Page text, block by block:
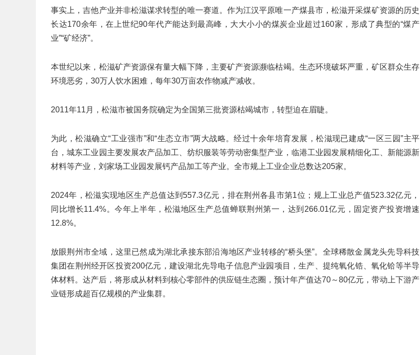
事实上，吉他产业并非松滋谋求转型的唯一赛道。作为江汉平原唯一产煤县市，松滋开采煤矿资源的历史
长达170余年，在上世纪90年代产能达到最高峰，大大小小的煤炭企业超过160家，形成了典型的“煤产
业”“矿经济”。
本世纪以来，松滋矿产资源保有量大幅下降，主要矿产资源濒临枯竭。生态环境破坏严重，矿区群众生存
环境恶劣，30万人饮水困难，每年30万亩农作物减产减收。
2011年11月，松滋市被国务院确定为全国第三批资源枯竭城市，转型迫在眉睫。
为此，松滋确立“工业强市”和“生态立市”两大战略。经过十余年培育发展，松滋现已建成“一区三园”主平
台，城东工业园主要发展农产品加工、纺织服装等劳动密集型产业，临港工业园发展精细化工、新能源新
材料等产业，刘家场工业园发展钙产品加工等产业。全市规上工业企业总数达205家。
2024年，松滋实现地区生产总值达到557.3亿元，排在荆州各县市第1位；规上工业总产值523.32亿元，
同比增长11.4%。今年上半年，松滋地区生产总值蝉联荆州第一，达到266.01亿元，固定资产投资增速
12.8%。
放眼荆州市全域，这里已然成为湖北承接东部沿海地区产业转移的“桥头堡”。全球稀散金属龙头先导科技
集团在荆州经开区投资200亿元，建设湖北先导电子信息产业园项目，生产、提纯氧化锆、氧化铪等半导
体材料。达产后，将形成从材料到核心零部件的供应链生态圈，预计年产值达70～80亿元，带动上下游产
业链形成超百亿规模的产业集群。